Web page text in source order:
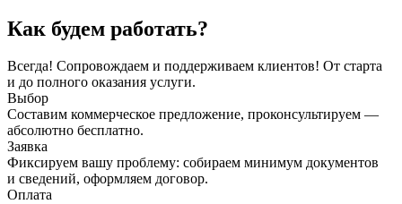
Как будем работать?
Всегда! Сопровождаем и поддерживаем клиентов! От старта
и до полного оказания услуги.
Выбор
Составим коммерческое предложение, проконсультируем —
абсолютно бесплатно.
Заявка
Фиксируем вашу проблему: собираем минимум документов
и сведений, оформляем договор.
Оплата